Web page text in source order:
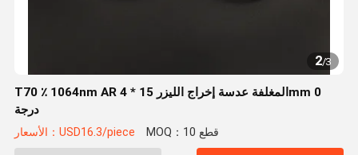
2/3
T70 ٪ 1064nm AR المغلفة عدسة إخراج الليزر 15 * 4mm 0
درجة
الأسعار：USD16.3/piece MOQ：10 قطع